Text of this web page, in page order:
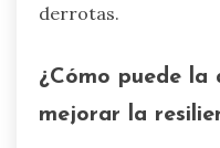
derrotas.
¿Cómo puede
mejorar la